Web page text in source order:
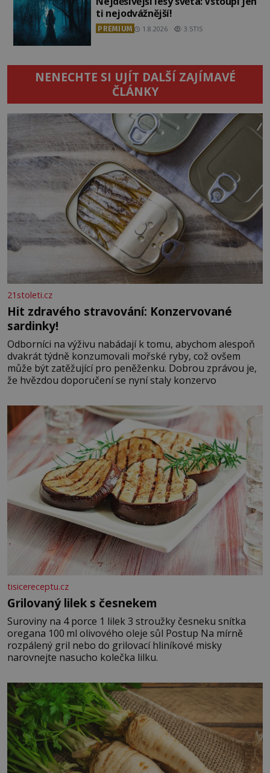
ti nejodvážnější!
PREMIUM 1.8.2026 3.5TIS
NENECHTE SI UJÍT DALŠÍ ZAJÍMAVÉ
ČLÁNKY
21stoleti.cz
Hit zdravého stravování: Konzervované
sardinky!
Odborníci na výživu nabádají k tomu, abychom alespoň
dvakrát týdně konzumovali mořské ryby, což ovšem
může být zatěžující pro peněženku. Dobrou zprávou je,
že hvězdou doporučení se nyní staly konzervo
tisicereceptu.cz
Grilovaný lilek s česnekem
Suroviny na 4 porce 1 lilek 3 stroužky česneku snítka
oregana 100 ml olivového oleje sůl Postup Na mírně
rozpálený gril nebo do grilovací hliníkové misky
narovnejte nasucho kolečka lilku.